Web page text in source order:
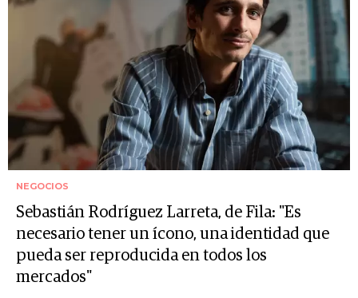
NEGOCIOS
Sebastián Rodríguez Larreta, de Fila: "Es
necesario tener un ícono, una identidad que
pueda ser reproducida en todos los
mercados"